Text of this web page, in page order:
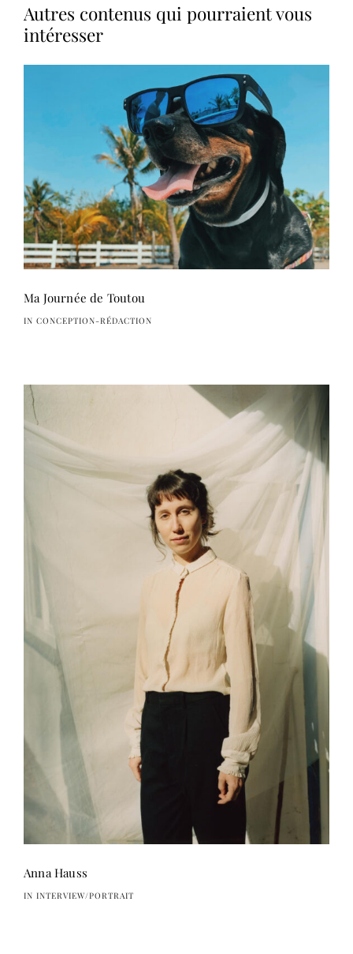
Autres contenus qui pourraient vous
intéresser
Ma Journée de Toutou
IN CONCEPTION-RÉDACTION
Anna Hauss
IN INTERVIEW/PORTRAIT